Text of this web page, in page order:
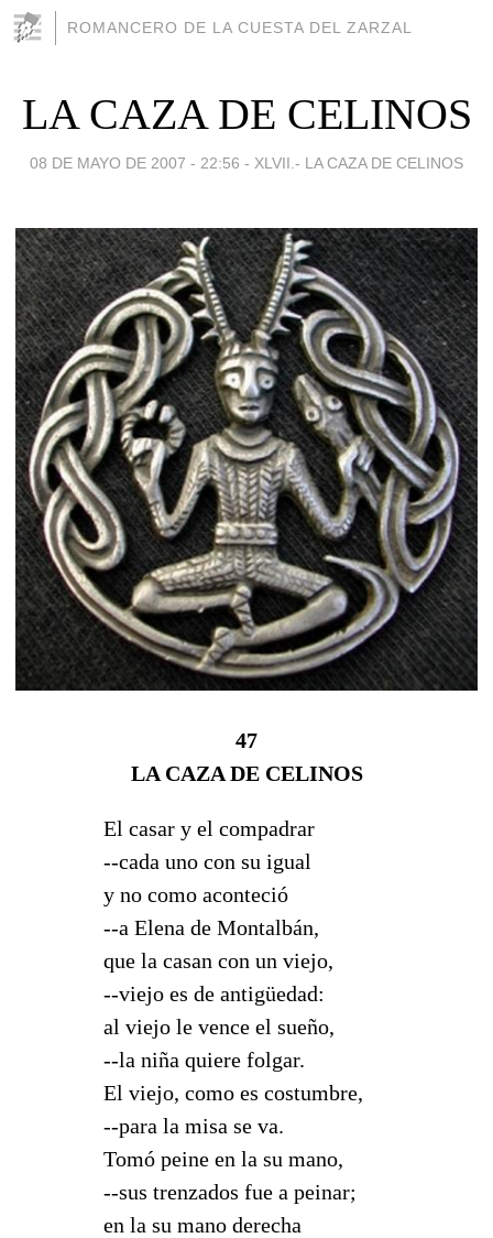
ROMANCERO DE LA CUESTA DEL ZARZAL
LA CAZA DE CELINOS
08 DE MAYO DE 2007 - 22:56 - XLVII.- LA CAZA DE CELINOS
47
LA CAZA DE CELINOS
El casar y el compadrar
--cada uno con su igual
y no como aconteció
--a Elena de Montalbán,
que la casan con un viejo,
--viejo es de antigüedad:
al viejo le vence el sueño,
--la niña quiere folgar.
El viejo, como es costumbre,
--para la misa se va.
Tomó peine en la su mano,
--sus trenzados fue a peinar;
en la su mano derecha